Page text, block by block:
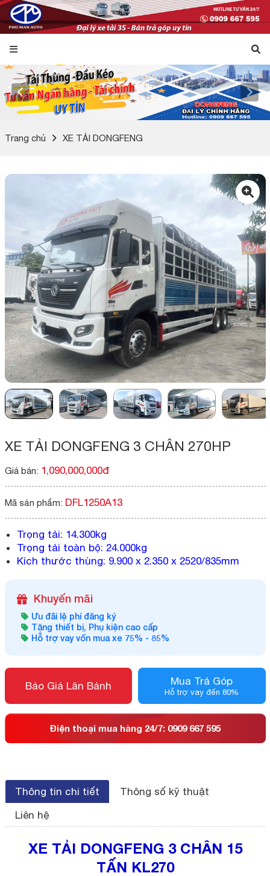
Trang chủ XE TẢI DONGFENG
XE TẢI DONGFENG 3 CHÂN 270HP
Giá bán: 1,090,000,000đ
Mã sản phẩm: DFL1250A13
Trọng tải: 14.300kg
Trọng tải toàn bộ: 24.000kg
Kích thước thùng: 9.900 x 2.350 x 2520/835mm
Khuyến mãi
Ưu đãi lệ phí đăng ký
Tặng thiết bị, Phụ kiện cao cấp
Hỗ trợ vay vốn mua xe 75% - 85%
Báo Giá Lăn Bánh Mua Trả Góp
Hỗ trợ vay đến 80%
Điện thoại mua hàng 24/7: 0909 667 595
Thông tin chi tiết
Thông số kỹ thuật
Liên hệ
XE TẢI DONGFENG 3 CHÂN 15
TẤN KL270